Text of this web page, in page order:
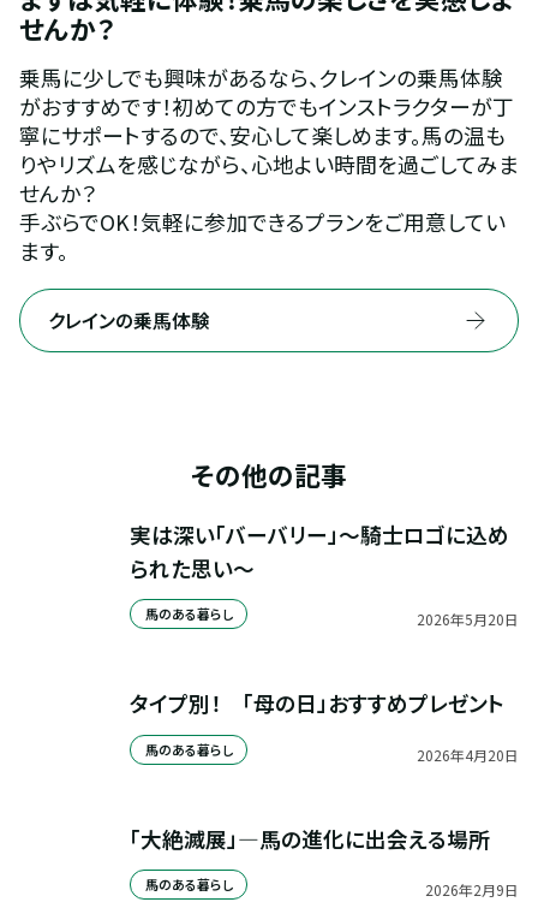
せんか？
乗馬に少しでも興味があるなら、クレインの乗馬体験
がおすすめです！初めての方でもインストラクターが丁
寧にサポートするので、安心して楽しめます。馬の温も
りやリズムを感じながら、心地よい時間を過ごしてみま
せんか？
手ぶらでOK！気軽に参加できるプランをご用意してい
ます。
クレインの乗馬体験
その他の記事
実は深い「バーバリー」～騎士ロゴに込め
られた思い～
馬のある暮らし 2026年5月20日
タイプ別！　「母の日」おすすめプレゼント
馬のある暮らし 2026年4月20日
「大絶滅展」—馬の進化に出会える場所
馬のある暮らし 2026年2月9日